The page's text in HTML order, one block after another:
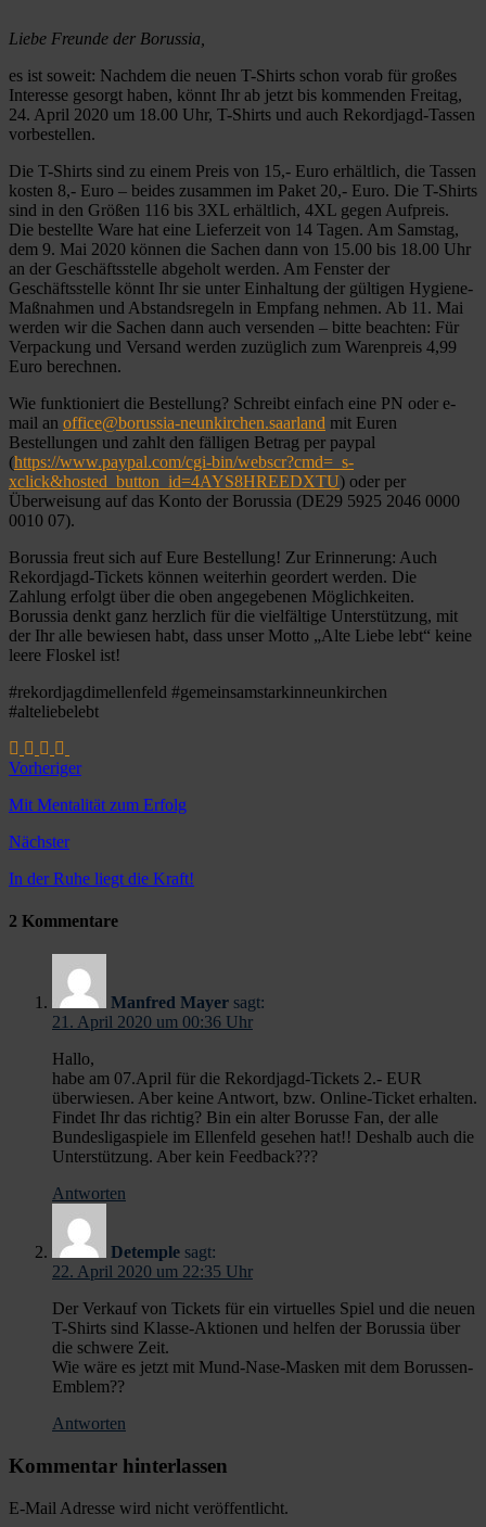
Liebe Freunde der Borussia,
es ist soweit: Nachdem die neuen T-Shirts schon vorab für großes
Interesse gesorgt haben, könnt Ihr ab jetzt bis kommenden Freitag,
24. April 2020 um 18.00 Uhr, T-Shirts und auch Rekordjagd-Tassen
vorbestellen.
Die T-Shirts sind zu einem Preis von 15,- Euro erhältlich, die Tassen
kosten 8,- Euro – beides zusammen im Paket 20,- Euro. Die T-Shirts
sind in den Größen 116 bis 3XL erhältlich, 4XL gegen Aufpreis.
Die bestellte Ware hat eine Lieferzeit von 14 Tagen. Am Samstag,
dem 9. Mai 2020 können die Sachen dann von 15.00 bis 18.00 Uhr
an der Geschäftsstelle abgeholt werden. Am Fenster der
Geschäftsstelle könnt Ihr sie unter Einhaltung der gültigen Hygiene-
Maßnahmen und Abstandsregeln in Empfang nehmen. Ab 11. Mai
werden wir die Sachen dann auch versenden – bitte beachten: Für
Verpackung und Versand werden zuzüglich zum Warenpreis 4,99
Euro berechnen.
Wie funktioniert die Bestellung? Schreibt einfach eine PN oder e-
mail an office@borussia-neunkirchen.saarland mit Euren
Bestellungen und zahlt den fälligen Betrag per paypal
(https://www.paypal.com/cgi-bin/webscr?cmd=_s-
xclick&hosted_button_id=4AYS8HREEDXTU) oder per
Überweisung auf das Konto der Borussia (DE29 5925 2046 0000
0010 07).
Borussia freut sich auf Eure Bestellung! Zur Erinnerung: Auch
Rekordjagd-Tickets können weiterhin geordert werden. Die
Zahlung erfolgt über die oben angegebenen Möglichkeiten.
Borussia denkt ganz herzlich für die vielfältige Unterstützung, mit
der Ihr alle bewiesen habt, dass unser Motto „Alte Liebe lebt“ keine
leere Floskel ist!
#rekordjagdimellenfeld #gemeinsamstarkinneunkirchen
#alteliebelebt
Vorheriger
Mit Mentalität zum Erfolg
Nächster
In der Ruhe liegt die Kraft!
2 Kommentare
Manfred Mayer sagt:
21. April 2020 um 00:36 Uhr
Hallo,
habe am 07.April für die Rekordjagd-Tickets 2.- EUR
überwiesen. Aber keine Antwort, bzw. Online-Ticket erhalten.
Findet Ihr das richtig? Bin ein alter Borusse Fan, der alle
Bundesligaspiele im Ellenfeld gesehen hat!! Deshalb auch die
Unterstützung. Aber kein Feedback???
Antworten
Detemple sagt:
22. April 2020 um 22:35 Uhr
Der Verkauf von Tickets für ein virtuelles Spiel und die neuen
T-Shirts sind Klasse-Aktionen und helfen der Borussia über
die schwere Zeit.
Wie wäre es jetzt mit Mund-Nase-Masken mit dem Borussen-
Emblem??
Antworten
Kommentar hinterlassen
E-Mail Adresse wird nicht veröffentlicht.